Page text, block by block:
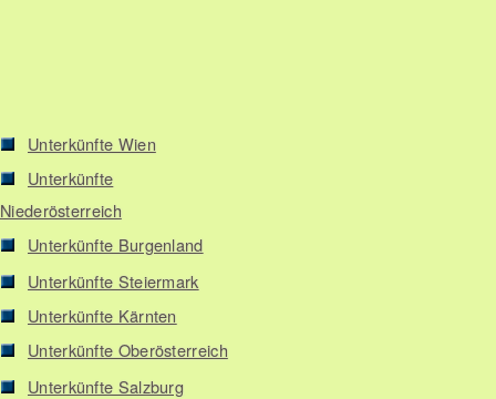
Unterkünfte Wien
Unterkünfte
Niederösterreich
Unterkünfte Burgenland
Unterkünfte Steiermark
Unterkünfte Kärnten
Unterkünfte Oberösterreich
Unterkünfte Salzburg